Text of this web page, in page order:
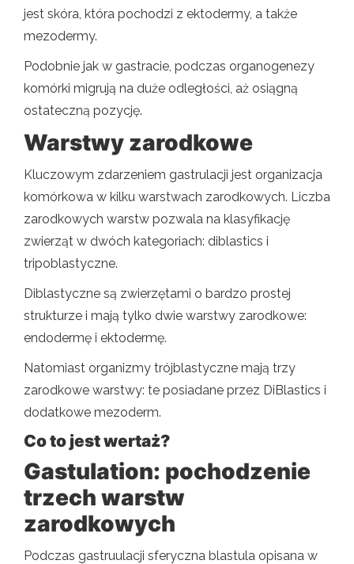
jest skóra, która pochodzi z ektodermy, a także
mezodermy.
Podobnie jak w gastracie, podczas organogenezy
komórki migrują na duże odległości, aż osiągną
ostateczną pozycję.
Warstwy zarodkowe
Kluczowym zdarzeniem gastrulacji jest organizacja
komórkowa w kilku warstwach zarodkowych. Liczba
zarodkowych warstw pozwala na klasyfikację
zwierząt w dwóch kategoriach: diblastics i
tripoblastyczne.
Diblastyczne są zwierzętami o bardzo prostej
strukturze i mają tylko dwie warstwy zarodkowe:
endodermę i ektodermę.
Natomiast organizmy trójblastyczne mają trzy
zarodkowe warstwy: te posiadane przez DiBlastics i
dodatkowe mezoderm.
Co to jest wertaż?
Gastulation: pochodzenie
trzech warstw
zarodkowych
Podczas gastruulacji sferyczna blastula opisana w